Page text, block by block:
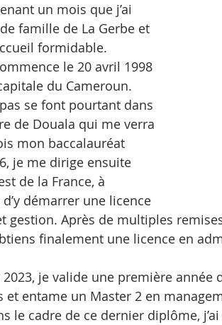
un mois que j’ai
famille de La Gerbe et
formidable.
le 20 avril 1998
du Cameroun.
se font pourtant dans
de Douala qui me verra
mon baccalauréat
je me dirige ensuite
de la France, à
démarrer une licence
gestion. Après de multiples
finalement une licence en
2023, je valide une première
et entame un Master 2 en
le cadre de ce dernier diplôme,